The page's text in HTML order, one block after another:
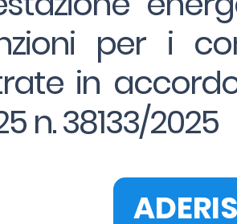
per i
in
n. 38133/2025